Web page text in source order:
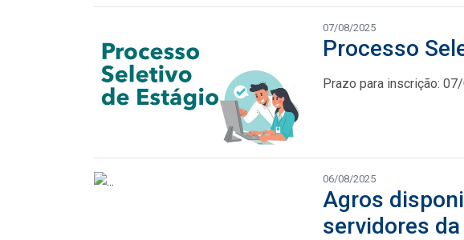
07/08/2025
Processo
Prazo para inscrição:
06/08/2025
Agros
servidores da